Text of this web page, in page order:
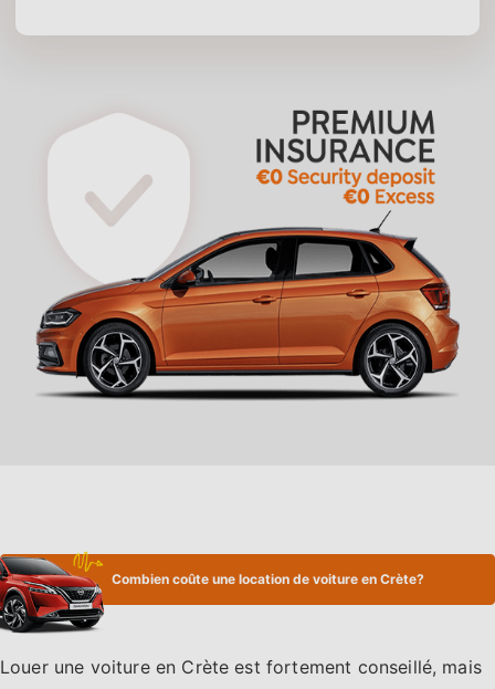
Combien coûte une location de voiture en Crète?
Louer une voiture en Crète est fortement conseillé, mais